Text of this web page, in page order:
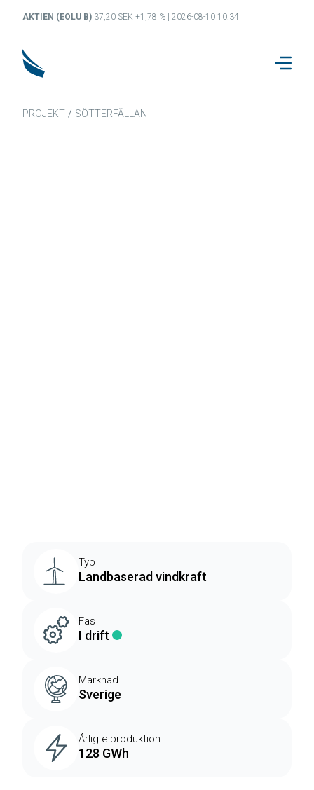
AKTIEN (EOLU B) 37,20 SEK +1,78 % | 2026-08-10 10:34
PROJEKT / SÖTTERFÄLLAN
Typ
Landbaserad vindkraft
Fas
I drift
Marknad
Sverige
Årlig elproduktion
128 GWh